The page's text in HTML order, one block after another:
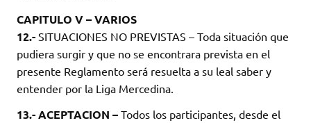
CAPITULO V – VARIOS
12.- SITUACIONES NO PREVISTAS – Toda situación que
pudiera surgir y que no se encontrara prevista en el
presente Reglamento será resuelta a su leal saber y
entender por la Liga Mercedina.
13.- ACEPTACION – Todos los participantes, desde el